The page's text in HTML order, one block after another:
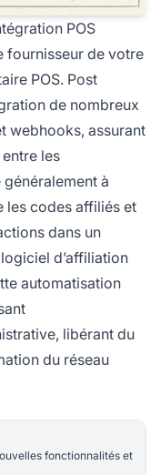
POS
fournisseur de votre
POS. Post
de nombreux
webhooks, assurant
les
à
les codes affiliés et
dans un
d’affiliation
automatisation
libérant du
du réseau
fonctionnalités et